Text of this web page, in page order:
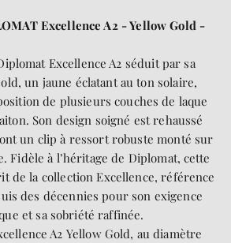
Excellence A2 - Yellow Gold -
Excellence A2 séduit par sa
un jaune éclatant au ton solaire,
de plusieurs couches de laque
Son design soigné est rehaussé
un clip à ressort robuste monté sur
Fidèle à l’héritage de Diplomat, cette
de la collection Excellence, référence
des décennies pour son exigence
et sa sobriété raffinée.
A2 Yellow Gold, au diamètre